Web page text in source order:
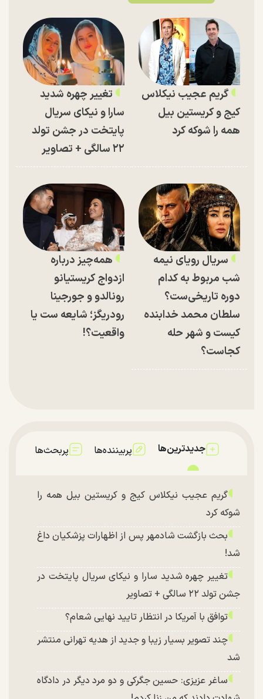
گریم عجیب نیکلاس
کیج و کریستین بیل
همه را شوکه کرد
تغییر چهره شدید
سارا و نیکای سریال
پایتخت در جشن تولد
۲۲ سالگی + تصاویر
سریال رویای نیمه
شب مربوط به کدام
دوره تاریخی‌ست؟
سلطان محمد خدابنده
کیست و شهر حله
کجاست؟
همه‌چیز درباره
ازدواج کریستیانو
رونالدو و جورجینا
رودریگز؛ شایعه ست یا
واقعیت؟!
جدیدترین‌ها پربیننده‌ها پربحث‌ها
گریم عجیب نیکلاس کیج و کریستین بیل همه را
شوکه کرد
بحث بازگشت شادمهر پس از اظهارات پزشکیان داغ
شد!
تغییر چهره شدید سارا و نیکای سریال پایتخت در
جشن تولد ۲۲ سالگی + تصاویر
توافق با آمریکا در انتظار تایید نهایی شعام؟
چند تصویر بسیار زیبا و جدید از هدیه تهرانی منتشر
شد
ساغر عزیزی: حسین جگرکی و دو مرد دیگر در دادگاه